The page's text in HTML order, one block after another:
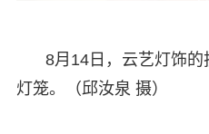
8月14日，云艺灯饰
灯笼。（邱汝泉 摄）